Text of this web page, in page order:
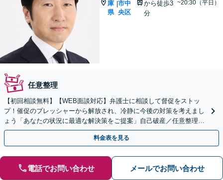
庫
県
|市中
央区
から徒歩3
分
~20:30（平日）
任意整理
【初回相談無料】【WEB面談対応】弁護士に相談して督促をストッ
プ！催促のプレッシャーから解放され、冷静に今後の対策を考えまし
ょう「あなたの状況に最適な解決策をご提案」自己破産／任意整理／
個人再生／時効の援用／過払い金請求【休日・夜間相談可】
料金表を見る
電話でお問い合わせ メールでお問い合わせ